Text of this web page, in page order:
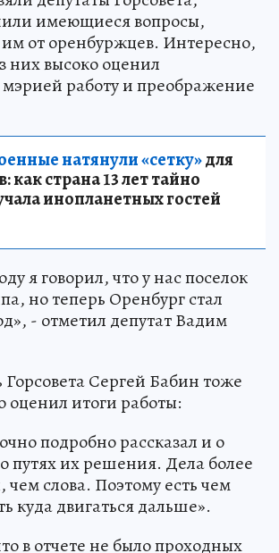
имеющиеся вопросы,
от оренбуржцев. Интересно,
них высоко оценил
работу и преображение
натянули «сетку»для
страна 13 лет тайно
инопланетных гостей
я говорил, что у нас поселок
но теперь Оренбург стал
- отметил депутат Вадим
Горсовета Сергей Бабин тоже
оценил итоги работы:
подробно рассказал и о
путях их решения. Дела более
чем слова. Поэтому есть чем
куда двигаться дальше».
в отчете не было проходных